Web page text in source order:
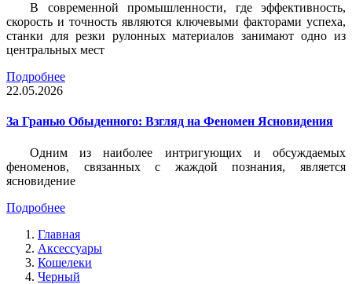
В современной промышленности, где эффективность,
скорость и точность являются ключевыми факторами успеха,
станки для резки рулонных материалов занимают одно из
центральных мест
Подробнее
22.05.2026
За Гранью Обыденного: Взгляд на Феномен Ясновидения
Одним из наиболее интригующих и обсуждаемых
феноменов, связанных с жаждой познания, является
ясновидение
Подробнее
Главная
Аксессуары
Кошелеки
Черный